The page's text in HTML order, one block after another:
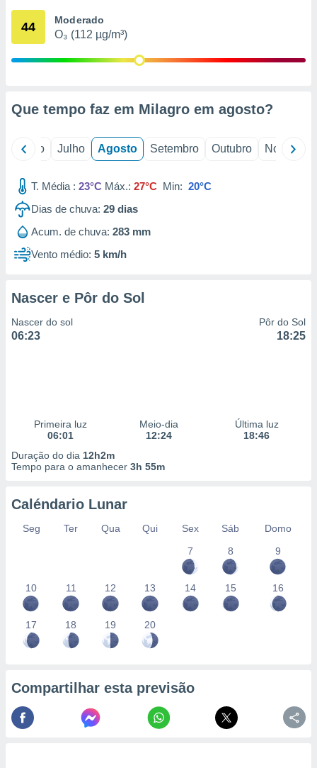
através
de
1199
44 Moderado
O₃ (112 µg/m³)
Que tempo faz em Milagro em agosto?
Junho Julho Agosto Setembro Outubro Novembro
T. Média : 23°C Máx.: 27°C Min: 20°C
Dias de chuva: 29 dias
Acum. de chuva: 283 mm
Vento médio: 5 km/h
Nascer e Pôr do Sol
Nascer do sol
06:23
Pôr do Sol
18:25
Primeira luz
06:01
Meio-dia
12:24
Última luz
18:46
Duração do dia 12h2m
Tempo para o amanhecer 3h 55m
Caléndario Lunar
Seg Ter Qua Qui Sex Sáb
Domo
7
8 9
10 11 12 13 14 15 16
17 18 19 20
Compartilhar esta previsão